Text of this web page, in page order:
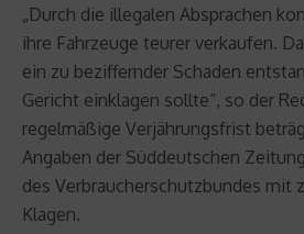
„Durch die illegalen Absprachen
ihre Fahrzeuge teurer verkaufen.
ein zu beziffernder Schaden
Gericht einklagen sollte“, so der
regelmäßige Verjährungsfrist
Angaben der Süddeutschen
des Verbraucherschutzbundes mit
Klagen.